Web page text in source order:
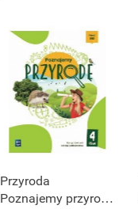
Produkt niedostępny
Przyroda
Poznajemy przyrodę